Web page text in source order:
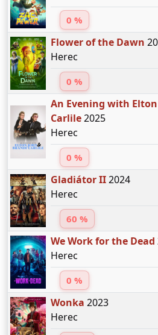
0 %
Flower of the Dawn
Herec
0 %
An Evening with
Carlile2025
Herec
0 %
Gladiátor II2024
Herec
60 %
We Work for the Dead
Herec
0 %
Wonka 2023
Herec